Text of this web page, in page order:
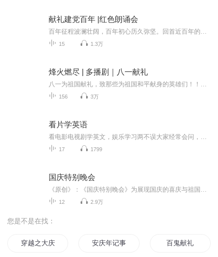
献礼建党百年 |红色朗诵会
15 1.3万
烽火燃尽 | 多播剧｜八一献礼
156 3万
看片学英语
17 1799
国庆特别晚会
12 2.9万
您是不是在找：
穿越之大庆帝国 安庆年记事 百鬼献礼